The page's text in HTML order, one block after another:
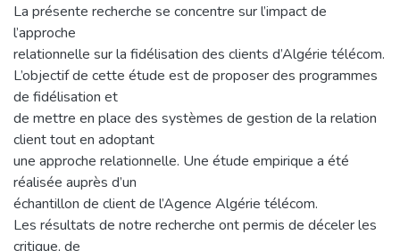
La présente recherche se concentre sur l’impact de
l’approche
relationnelle sur la fidélisation des clients d’Algérie télécom.
L’objectif de cette étude est de proposer des programmes
de fidélisation et
de mettre en place des systèmes de gestion de la relation
client tout en adoptant
une approche relationnelle. Une étude empirique a été
réalisée auprès d’un
échantillon de client de l’Agence Algérie télécom.
Les résultats de notre recherche ont permis de déceler les
critique, de